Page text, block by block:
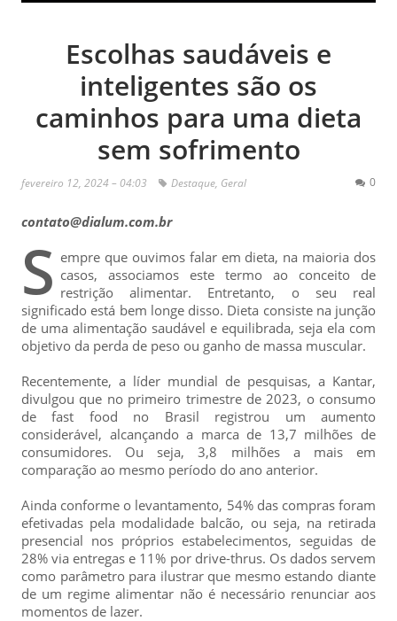
Escolhas saudáveis e
inteligentes são os
caminhos para uma dieta
sem sofrimento
fevereiro 12, 2024 – 04:03 Destaque, Geral 0
contato@dialum.com.br
S empre que ouvimos falar em dieta, na maioria dos
casos, associamos este termo ao conceito de
restrição alimentar. Entretanto, o seu real
significado está bem longe disso. Dieta consiste na junção
de uma alimentação saudável e equilibrada, seja ela com
objetivo da perda de peso ou ganho de massa muscular.
Recentemente, a líder mundial de pesquisas, a Kantar,
divulgou que no primeiro trimestre de 2023, o consumo
de fast food no Brasil registrou um aumento
considerável, alcançando a marca de 13,7 milhões de
consumidores. Ou seja, 3,8 milhões a mais em
comparação ao mesmo período do ano anterior.
Ainda conforme o levantamento, 54% das compras foram
efetivadas pela modalidade balcão, ou seja, na retirada
presencial nos próprios estabelecimentos, seguidas de
28% via entregas e 11% por drive-thrus. Os dados servem
como parâmetro para ilustrar que mesmo estando diante
de um regime alimentar não é necessário renunciar aos
momentos de lazer.